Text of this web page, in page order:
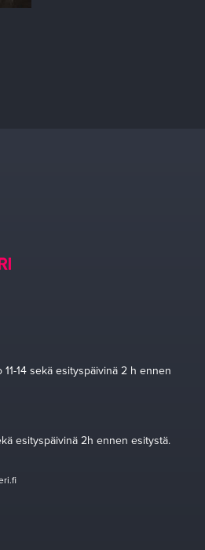
14 sekä esityspäivinä 2 h ennen
esityspäivinä 2h ennen esitystä.